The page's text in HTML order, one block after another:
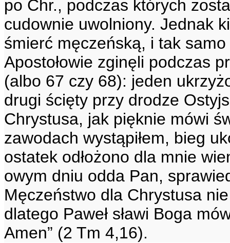
po Chr., podczas których
cudownie uwolniony. Jednak
śmierć męczeńską, i tak samo
Apostołowie zginęli podczas
(albo 67 czy 68): jeden
drugi ścięty przy drodze
Chrystusa, jak pięknie mówi
zawodach wystąpiłem, bieg
ostatek odłożono dla mnie
owym dniu odda Pan,
Męczeństwo dla Chrystusa
dlatego Paweł sławi Boga
Amen” (2 Tm 4,16).